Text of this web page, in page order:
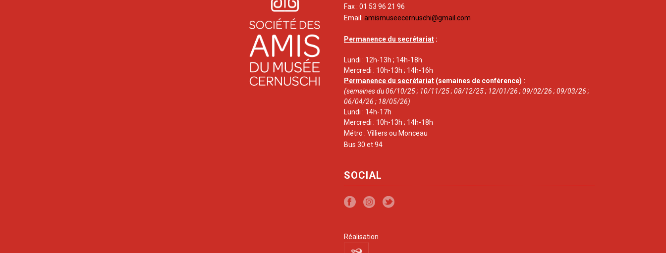
Fax : 01 53 96 21 96
Email: amismuseecernuschi@gmail.com
Permanence du secrétariat :
Lundi : 12h-13h ; 14h-18h
Mercredi : 10h-13h ; 14h-16h
Permanence du secrétariat (semaines de conférence) :
(semaines du 06/10/25 ; 10/11/25 ; 08/12/25 ; 12/01/26 ; 09/02/26 ; 09/03/26 ;
06/04/26 ; 18/05/26)
Lundi : 14h-17h
Mercredi : 10h-13h ; 14h-18h
Métro : Villiers ou Monceau
Bus 30 et 94
SOCIAL
Réalisation